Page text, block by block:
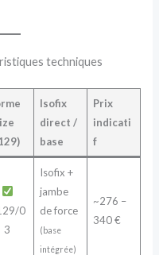
techniques
Isofix
direct /
base
Prix
indicati
f
0
3
Isofix +
jambe
de force
(base
intégrée)
~276 –
340 €